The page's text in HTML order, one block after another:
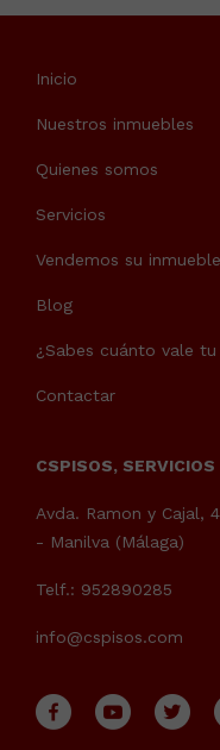
Inicio
Nuestros inmuebles
Quienes somos
Servicios
Vendemos su inmueble
Blog
¿Sabes cuánto vale tu
Contactar
CSPISOS,
Avda. Ramon y Cajal,
- Manilva (Málaga)
Telf.: 952890285
info@cspisos.com